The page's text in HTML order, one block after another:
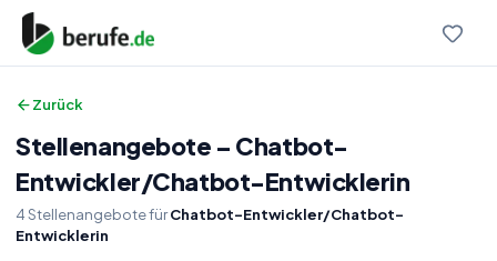
Zurück
Stellenangebote – Chatbot-
Entwickler/Chatbot-Entwicklerin
4StellenangebotefürChatbot-Entwickler/Chatbot-
Entwicklerin